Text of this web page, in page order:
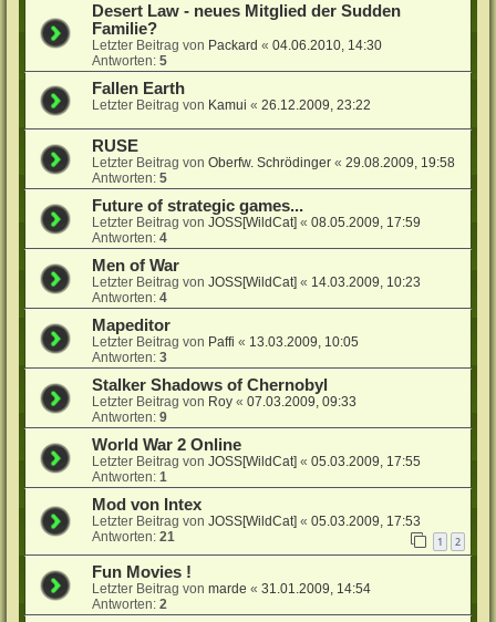
Desert Law - neues Mitglied der Sudden
Familie?
Letzter Beitrag von Packard «04.06.2010, 14:30
Antworten:5
Fallen Earth
Letzter Beitrag von Kamui «26.12.2009, 23:22
RUSE
Letzter Beitrag vonOberfw. Schrödinger «29.08.2009, 19:58
Antworten:5
Future of strategic games...
Letzter Beitrag vonJOSS[WildCat] «08.05.2009, 17:59
Antworten:4
Men of War
Letzter Beitrag vonJOSS[WildCat] « 14.03.2009, 10:23
Antworten:4
Mapeditor
Letzter Beitrag von Paffi « 13.03.2009, 10:05
Antworten:3
Stalker Shadows of Chernobyl
Letzter Beitrag von Roy «07.03.2009, 09:33
Antworten:9
World War 2 Online
Letzter Beitrag vonJOSS[WildCat] «05.03.2009, 17:55
Antworten:1
Mod von Intex
Letzter Beitrag vonJOSS[WildCat] «05.03.2009, 17:53
Antworten:21 1 2
Fun Movies !
Letzter Beitrag vonmarde «31.01.2009, 14:54
Antworten:2